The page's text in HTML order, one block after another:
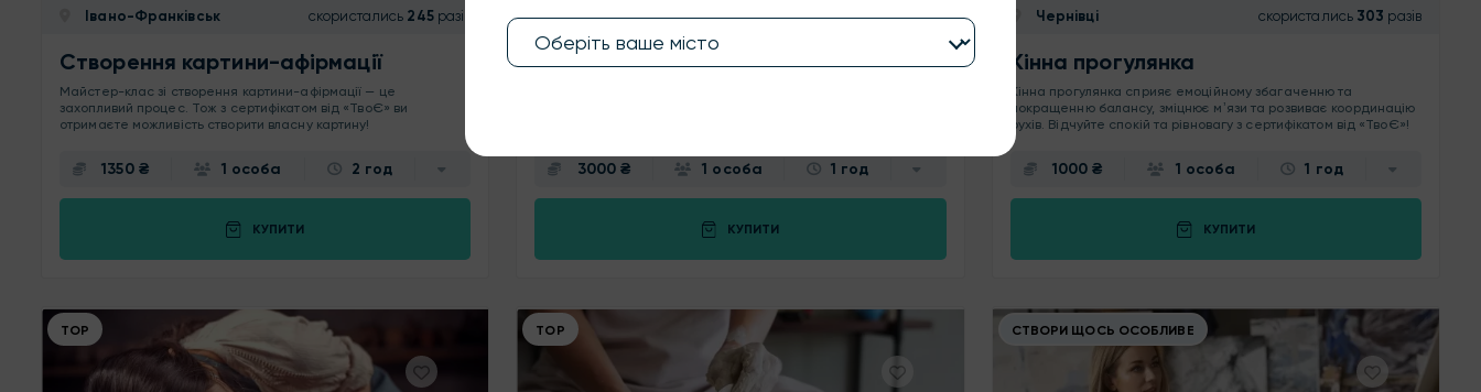
Івано-Франківськ скористались 245разів
Створення картини-афірмації
Майстер-клас зі створення картини-афірмації — це
захопливий процес. Тож з сертифікатом від «ТвоЄ» ви
отримаєте можливість створити власну картину!
1350 ₴ 1 особа 2 год
КУПИТИ
Хмельницький скористались 287разів
Індивідуальна фотосесія
3000 ₴ 1 особа 1 год
КУПИТИ
Чернівці скористались 303 разів
Кінна прогулянка
Кінна прогулянка сприяє емоційному збагаченню та
покращенню балансу, зміцнює мʼязи та розвиває координацію
рухів. Відчуйте спокій та рівновагу з сертифікатом від «ТвоЄ»!
1000 ₴ 1 особа 1 год
КУПИТИ
ТОР ТОР СТВОРИ ЩОСЬ ОСОБЛИВЕ